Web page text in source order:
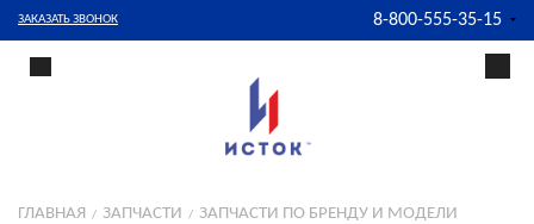
ЗАКАЗАТЬ ЗВОНОК 8-800-555-35-15
ГЛАВНАЯ ЗАПЧАСТИ
ЗАПЧАСТИ ПО БРЕНДУ И МОДЕЛИ